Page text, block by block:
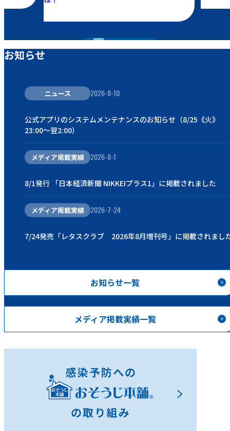
お知らせ
ニュース 2026-8-10
公式アプリのシステムメンテナンスのお知らせ（8/25《火》
23:00～翌2:00）
メディア掲載実績 2026-8-1
8/1発行 「日本経済新聞 NIKKEIプラス1」に掲載されました
メディア掲載実績 2026-7-24
7/24発売「レタスクラブ 2026年8月増刊号」に掲載されまし
お知らせ一覧
メディア掲載実績一覧